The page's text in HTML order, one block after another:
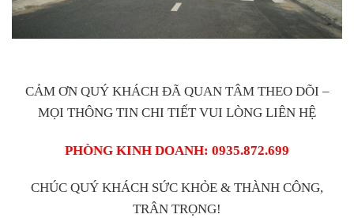
CẢM ƠN QUÝ KHÁCH ĐÃ QUAN TÂM THEO DÕI –
MỌI THÔNG TIN CHI TIẾT VUI LÒNG LIÊN HỆ
PHÒNG KINH DOANH: 0935.872.699
CHÚC QUÝ KHÁCH SỨC KHỎE & THÀNH CÔNG,
TRÂN TRỌNG!